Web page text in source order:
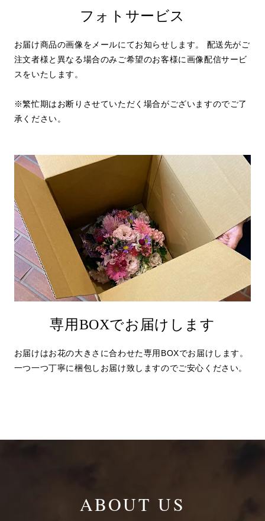
フォトサービス
お届け商品の画像をメールにてお知らせします。 配送先がご
注文者様と異なる場合のみご希望のお客様に画像配信サービ
スをいたします。
※繁忙期はお断りさせていただく場合がございますのでご了
承ください。
専用BOXでお届けします
お届けはお花の大きさに合わせた専用BOXでお届けします。
一つ一つ丁寧に梱包しお届け致しますのでご安心ください。
ABOUT US